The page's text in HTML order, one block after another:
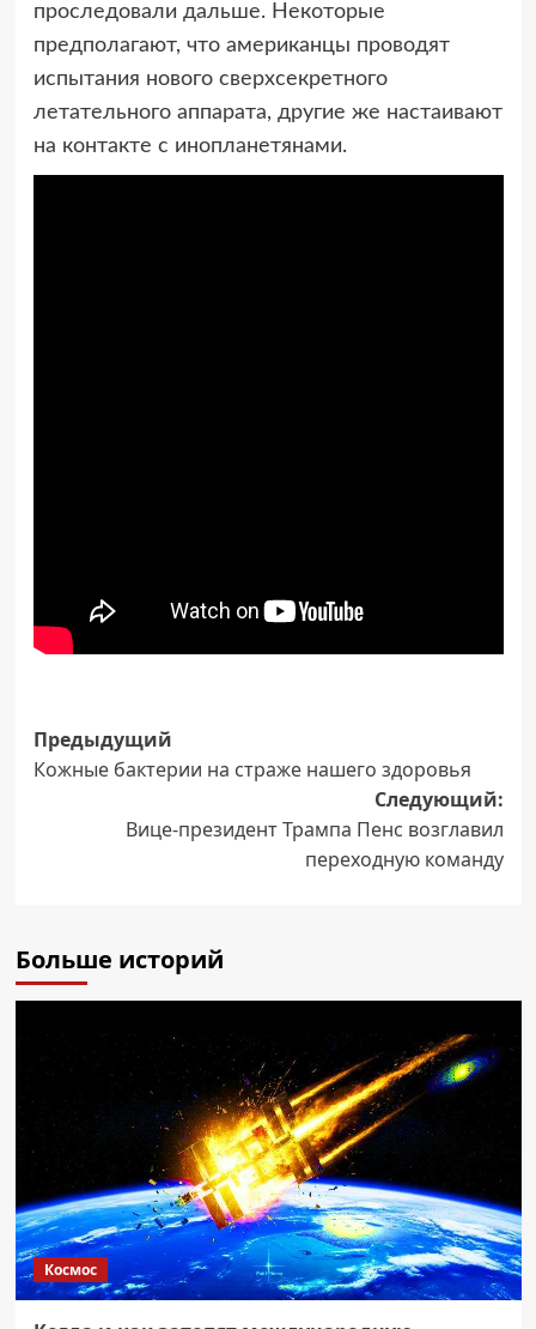
проследовали дальше. Некоторые
предполагают, что американцы проводят
испытания нового сверхсекретного
летательного аппарата, другие же настаивают
на контакте с инопланетянами.
Навигация
записи
Предыдущий
Кожные бактерии на страже нашего здоровья
Следующий:
Вице-президент Трампа Пенс возглавил
переходную команду
Больше историй
Космос